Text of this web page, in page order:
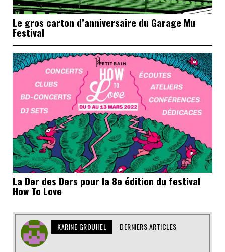
Le gros carton d’anniversaire du Garage Mu
Festival
La Der des Ders pour la 8e édition du festival
How To Love
KARINE GROUHEL DERNIERS ARTICLES